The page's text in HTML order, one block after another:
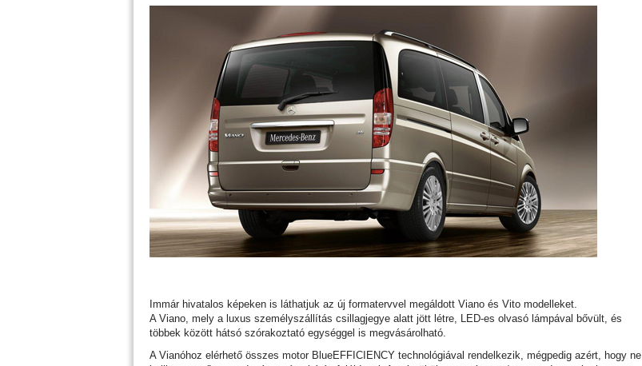
Immár hivatalos képeken is láthatjuk az új formatervvel megáldott Viano és Vito modelleket.
A Viano, mely a luxus személyszállítás csillagjegye alatt jött létre, LED-es olvasó lámpával bővült, és
többek között hátsó szórakoztató egységgel is megvásárolható.
A Vianóhoz elérhető összes motor BlueEFFICIENCY technológiával rendelkezik, mégpedig azért, hogy ne